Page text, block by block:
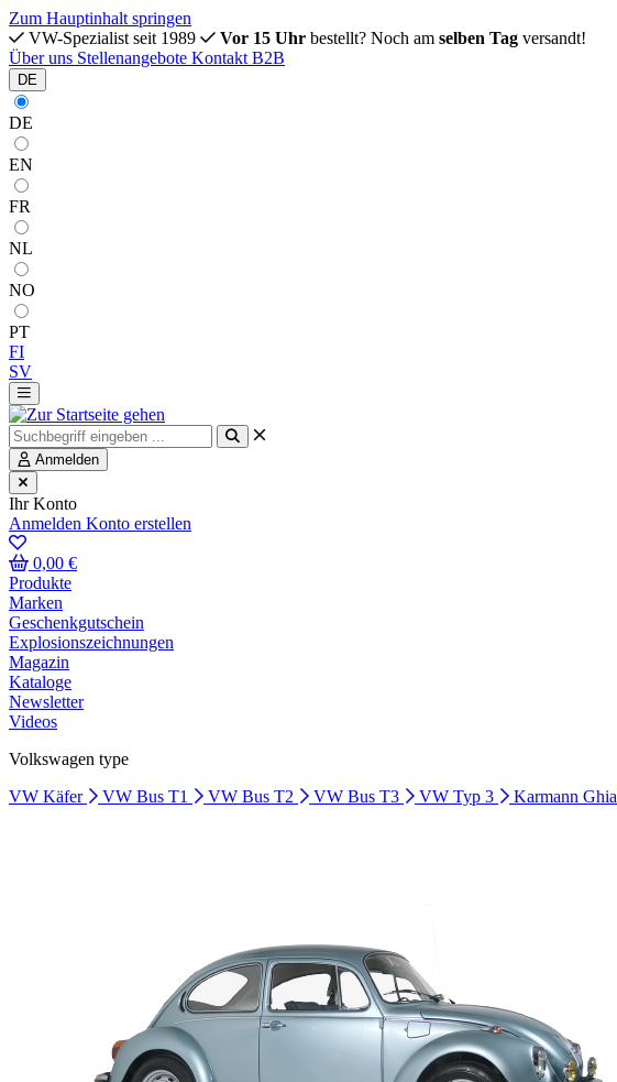
Zum Hauptinhalt springen
VW-Spezialist seit 1989
Vor 15 Uhr bestellt? Noch am selben Tag versandt!
Über uns Stellenangebote Kontakt B2B
DE
DE
EN
FR
NL
NO
PT
FI
SV
Anmelden
Ihr Konto
Anmelden Konto erstellen
0,00 €
Produkte
Marken
Geschenkgutschein
Explosionszeichnungen
Magazin
Kataloge
Newsletter
Videos
Volkswagen type
VW Käfer
VW Bus T1 VW Bus T2 VW Bus T3 VW Typ 3 Karmann Ghia